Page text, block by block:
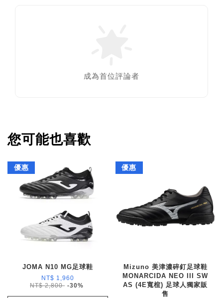
成為首位評論者
您可能也喜歡
優惠
JOMA N10 MG足球鞋
NT$ 1,960
NT$ 2,800 -30%
優惠
Mizuno 美津濃碎釘足球鞋
MONARCIDA NEO III SW
AS (4E寬楦) 足球人獨家販
售